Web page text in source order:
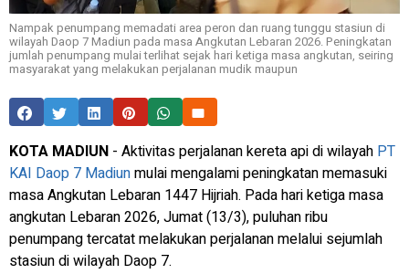
Nampak penumpang memadati area peron dan ruang tunggu stasiun di
wilayah Daop 7 Madiun pada masa Angkutan Lebaran 2026. Peningkatan
jumlah penumpang mulai terlihat sejak hari ketiga masa angkutan, seiring
masyarakat yang melakukan perjalanan mudik maupun
KOTA MADIUN - Aktivitas perjalanan kereta api di wilayah PT
KAI Daop 7 Madiunmulai mengalami peningkatan memasuki
masa Angkutan Lebaran 1447 Hijriah. Pada hari ketiga masa
angkutan Lebaran 2026, Jumat (13/3), puluhan ribu
penumpang tercatat melakukan perjalanan melalui sejumlah
stasiun di wilayah Daop 7.